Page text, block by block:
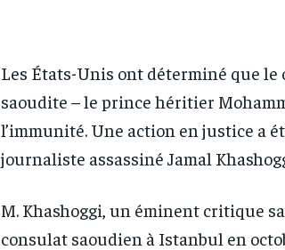
Les États-Unis ont déterminé que le
saoudite – le prince héritier
l’immunité. Une action en justice a
journaliste assassiné Jamal
M. Khashoggi, un éminent critique
consulat saoudien à Istanbul en